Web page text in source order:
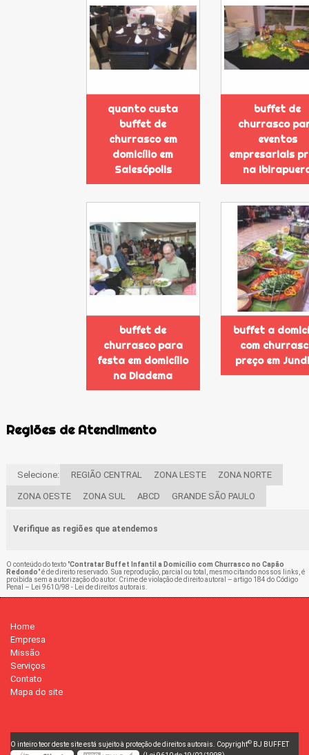
quanto custa
buffet de
churrasco em
domicílio em
Salesópolis
buffet de
churrasco
eventos
empresariais
na
buffet de
churrasco para
festa em domicílio
na Diadema
buffet a
com
preço em
Regiões de Atendimento
Selecione: REGIÃO CENTRAL ZONA LESTE ZONA NORTE
ZONA OESTE ZONA SUL ABCD GRANDE SÃO PAULO
Verifique as regiões que atendemos
O conteúdo do texto "Contratar Buffet Infantil a Domicílio com Churrasco no Capão
Redondo" é de direito reservado. Sua reprodução, parcial ou total, mesmo citando nossos links, é
proibida sem a autorização do autor. Crime de violação de direito autoral – artigo 184 do Código
Penal –
Lei 9610/98 - Lei de direitos autorais
Home
Empresa
Missão
Serviços
Contato
Mapa do site
O inteiro teor deste site está sujeito à proteção de direitos autorais. Copyright© BJ BUFFET